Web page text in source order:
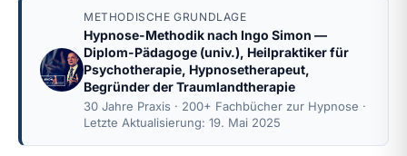
METHODISCHE GRUNDLAGE
Hypnose-Methodik nach Ingo Simon —
Diplom-Pädagoge (univ.), Heilpraktiker für
Psychotherapie, Hypnosetherapeut,
Begründer der Traumlandtherapie
30 Jahre Praxis · 200+ Fachbücher zur Hypnose ·
Letzte Aktualisierung: 19. Mai 2025